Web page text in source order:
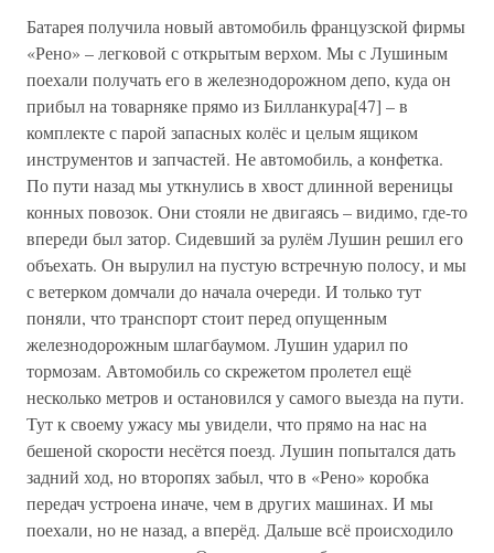
Батарея получила новый автомобиль французской фирмы
«Рено» – легковой с открытым верхом. Мы с Лушиным
поехали получать его в железнодорожном депо, куда он
прибыл на товарняке прямо из Билланкура[47] – в
комплекте с парой запасных колёс и целым ящиком
инструментов и запчастей. Не автомобиль, а конфетка.
По пути назад мы уткнулись в хвост длинной вереницы
конных повозок. Они стояли не двигаясь – видимо, где-то
впереди был затор. Сидевший за рулём Лушин решил его
объехать. Он вырулил на пустую встречную полосу, и мы
с ветерком домчали до начала очереди. И только тут
поняли, что транспорт стоит перед опущенным
железнодорожным шлагбаумом. Лушин ударил по
тормозам. Автомобиль со скрежетом пролетел ещё
несколько метров и остановился у самого выезда на пути.
Тут к своему ужасу мы увидели, что прямо на нас на
бешеной скорости несётся поезд. Лушин попытался дать
задний ход, но второпях забыл, что в «Рено» коробка
передач устроена иначе, чем в других машинах. И мы
поехали, но не назад, а вперёд. Дальше всё происходило